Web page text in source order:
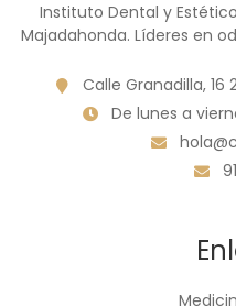
Instituto Dental y
Majadahonda. Líderes en
Calle Granadilla, 16
De lunes a